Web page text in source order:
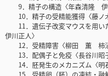
9．精子の構造〈年森清隆 伊
10．精子の受精能獲得〈藤ノ
11．遺伝子改変マウスを用い
伊川正人〉
12．受精障害〈柳田 薫 柿沼
13．配偶子と免疫〈長谷川昭
14．胚発生のメカニズム〈明